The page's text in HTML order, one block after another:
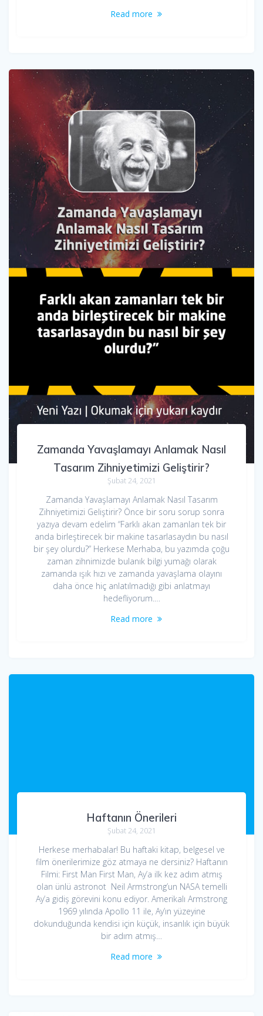
Read more
Zamanda Yavaşlamayı Anlamak Nasıl
Tasarım Zihniyetimizi Geliştirir?
Şubat 24, 2021
Zamanda Yavaşlamayı Anlamak Nasıl Tasarım
Zihniyetimizi Geliştirir? Önce bir soru sorup sonra
yazıya devam edelim “Farklı akan zamanları tek bir
anda birleştirecek bir makine tasarlasaydın bu nasıl
bir şey olurdu?” Herkese Merhaba, bu yazımda çoğu
zaman zihnimizde bulanık bilgi yumağı olarak
zamanda ışık hızı ve zamanda yavaşlama olayını
daha önce hiç anlatılmadığı gibi anlatmayı
hedefliyorum.…
Read more
Haftanın Önerileri
Şubat 24, 2021
Herkese merhabalar! Bu haftaki kitap, belgesel ve
film önerilerimize göz atmaya ne dersiniz? Haftanın
Filmi: First Man First Man, Ay’a ilk kez adım atmış
olan ünlü astronot Neil Armstrong’un NASA temelli
Ay’a gidiş görevini konu ediyor. Amerikalı Armstrong
1969 yılında Apollo 11 ile, Ay’ın yüzeyine
dokunduğunda kendisi için küçük, insanlık için büyük
bir adım atmış…
Read more